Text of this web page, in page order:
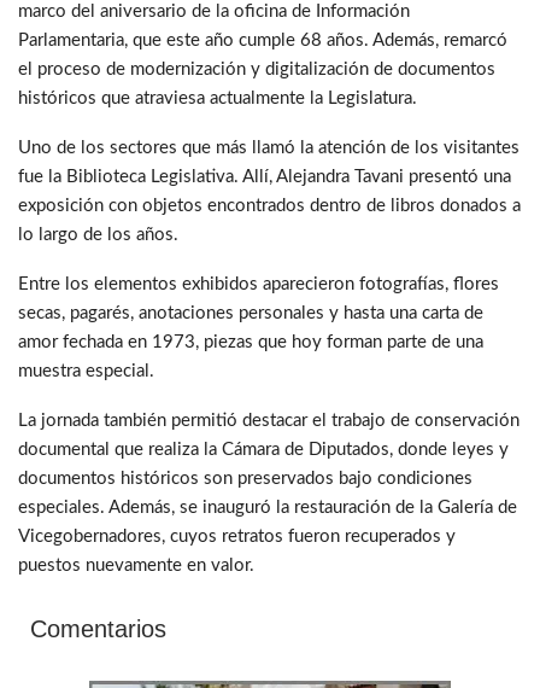
marco del aniversario de la oficina de Información
Parlamentaria, que este año cumple 68 años. Además, remarcó
el proceso de modernización y digitalización de documentos
históricos que atraviesa actualmente la Legislatura.
Uno de los sectores que más llamó la atención de los visitantes
fue la Biblioteca Legislativa. Allí, Alejandra Tavani presentó una
exposición con objetos encontrados dentro de libros donados a
lo largo de los años.
Entre los elementos exhibidos aparecieron fotografías, flores
secas, pagarés, anotaciones personales y hasta una carta de
amor fechada en 1973, piezas que hoy forman parte de una
muestra especial.
La jornada también permitió destacar el trabajo de conservación
documental que realiza la Cámara de Diputados, donde leyes y
documentos históricos son preservados bajo condiciones
especiales. Además, se inauguró la restauración de la Galería de
Vicegobernadores, cuyos retratos fueron recuperados y
puestos nuevamente en valor.
Comentarios